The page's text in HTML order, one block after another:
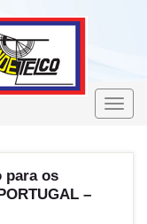
Toggle
para os
–